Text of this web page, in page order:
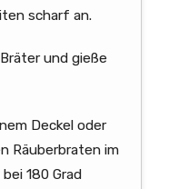
scharf an.
und gieße
Deckel oder
Räuberbraten im
180 Grad